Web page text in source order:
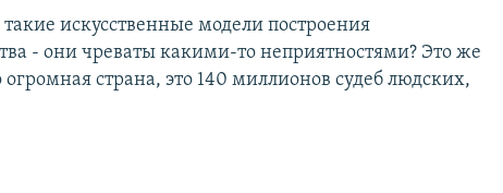
такие искусственные модели построения
- они чреваты какими-то неприятностями? Это же
страна, это 140 миллионов судеб людских,